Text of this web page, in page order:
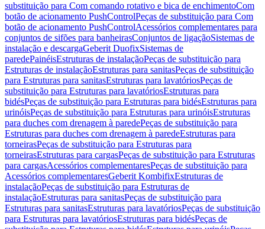
substituição para Com comando rotativo e bica de enchimentoCom
botão de acionamento PushControlPeças de substituição para Com
botão de acionamento PushControlAcessórios complementares para
conjuntos de sifões para banheirasConjuntos de ligaçãoSistemas de
instalação e descargaGeberit DuofixSistemas de
paredePainéisEstruturas de instalaçãoPeças de substituição para
Estruturas de instalaçãoEstruturas para sanitasPeças de substituição
para Estruturas para sanitasEstruturas para lavatóriosPeças de
substituição para Estruturas para lavatóriosEstruturas para
bidésPeças de substituição para Estruturas para bidésEstruturas para
urinóisPeças de substituição para Estruturas para urinóisEstruturas
para duches com drenagem à paredePeças de substituição para
Estruturas para duches com drenagem à paredeEstruturas para
torneirasPeças de substituição para Estruturas para
torneirasEstruturas para cargasPeças de substituição para Estruturas
para cargasAcessórios complementaresPeças de substituição para
Acessórios complementaresGeberit KombifixEstruturas de
instalaçãoPeças de substituição para Estruturas de
instalaçãoEstruturas para sanitasPeças de substituição para
Estruturas para sanitasEstruturas para lavatóriosPeças de substituição
para Estruturas para lavatóriosEstruturas para bidésPeças de